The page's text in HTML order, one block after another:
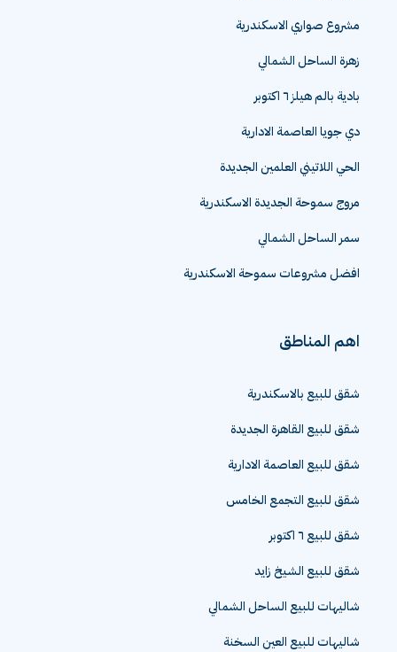
مشروع صواري الاسكندرية
زهرة الساحل الشمالي
بادية بالم هيلز ٦ اكتوبر
دي جويا العاصمة الادارية
الحي اللاتيني العلمين الجديدة
مروج سموحة الجديدة الاسكندرية
سمر الساحل الشمالي
افضل مشروعات سموحة الاسكندرية
اهم المناطق
شقق للبيع بالاسكندرية
شقق للبيع القاهرة الجديدة
شقق للبيع العاصمة الادارية
شقق للبيع التجمع الخامس
شقق للبيع ٦ اكتوبر
شقق للبيع الشيخ زايد
شاليهات للبيع الساحل الشمالي
شاليهات للبيع العين السخنة